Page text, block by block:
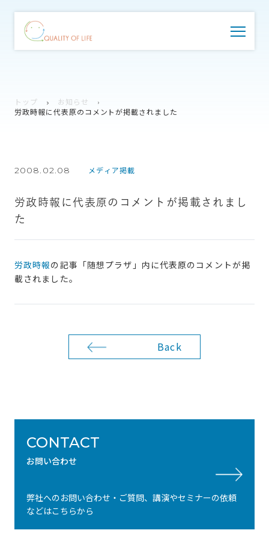
トップ
お知らせ
労政時報に代表原のコメントが掲載されました
2008.02.08 メディア掲載
労政時報に代表原のコメントが掲載されまし
た
労政時報の記事「随想プラザ」内に代表原のコメントが掲
載されました。
Back
CONTACT
お問い合わせ
弊社へのお問い合わせ・ご質問、講演やセミナーの依頼
などはこちらから